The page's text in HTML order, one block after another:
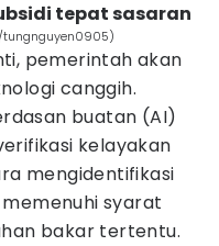
tepat sasaran
tungnguyen0905)
pemerintah akan
canggih.
buatan (AI)
kelayakan
mengidentifikasi
syarat
bakar tertentu.